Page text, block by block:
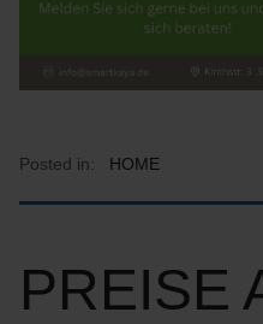
Posted in: HOME
PREISE